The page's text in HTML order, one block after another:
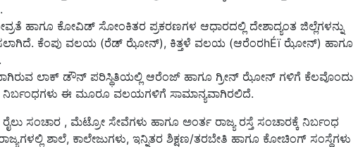
ಹಾಗೂ ಕೋವಿಡ್ ಸೋಂಕಿತರ ಪ್ರಕರಣಗಳ ಆಧಾರದಲ್ಲಿ ದೇಶಾದ್ಯಂತ ಜಿಲ್ಲೆಗಳನ್ನು
ಕೆಂಪು ವಲಯ (ರೆಡ್ ಝೋನ್), ಕಿತ್ತಳೆ ವಲಯ (ಆರೆಂರhÉï ಝೋನ್) ಹಾಗೂ
ಲಾಕ್ ಡೌನ್ ಪರಿಸ್ಥಿತಿಯಲ್ಲಿ ಆರೆಂಜ್ ಹಾಗೂ ಗ್ರೀನ್ ಝೋನ್ ಗಳಿಗೆ ಕೆಲವೊಂದು
ನಿರ್ಬಂಧಗಳು ಈ ಮೂರೂ ವಲಯಗಳಿಗೆ ಸಾಮಾನ್ಯವಾಗಿರಲಿದೆ.
ಸಂಚಾರ , ಮೆಟ್ರೋ ಸೇವೆಗಳು ಹಾಗೂ ಅಂರ್ತ ರಾಜ್ಯ ರಸ್ತೆ ಸಂಚಾರಕ್ಕೆ ನಿರ್ಬಂಧ
ಶಾಲೆ, ಕಾಲೇಜುಗಳು, ಇನ್ನಿತರ ಶಿಕ್ಷಣ/ತರಬೇತಿ ಹಾಗೂ ಕೋಚಿಂಗ್ ಸಂಸ್ಥೆಗಳು